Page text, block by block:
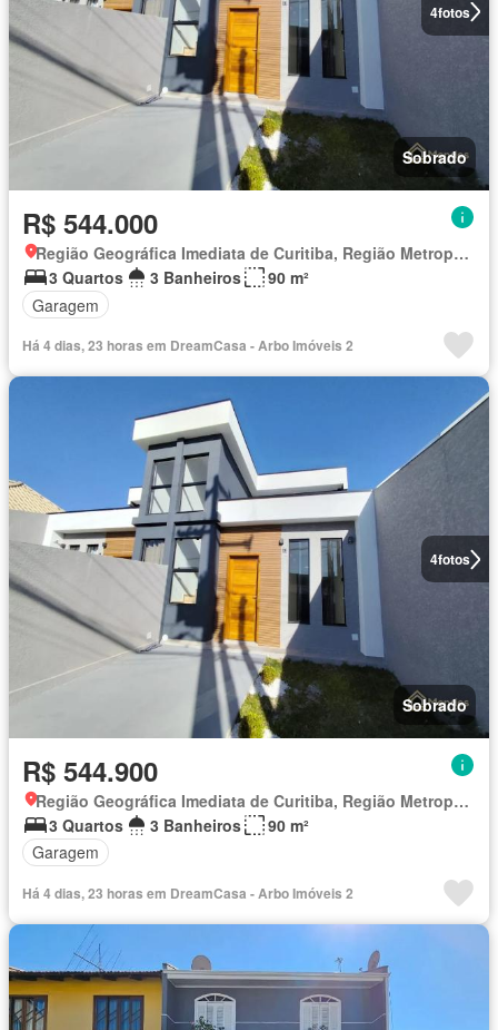
4fotos
Sobrado
R$ 544.000
Região Geográfica Imediata de Curitiba, Região Metropolitana de Curitiba
3 Quartos
3 Banheiros
90 m²
Garagem
Há 4 dias, 23 horas em DreamCasa - Arbo Imóveis 2
4fotos
Sobrado
R$ 544.900
Região Geográfica Imediata de Curitiba, Região Metropolitana de Curitiba
3 Quartos
3 Banheiros
90 m²
Garagem
Há 4 dias, 23 horas em DreamCasa - Arbo Imóveis 2